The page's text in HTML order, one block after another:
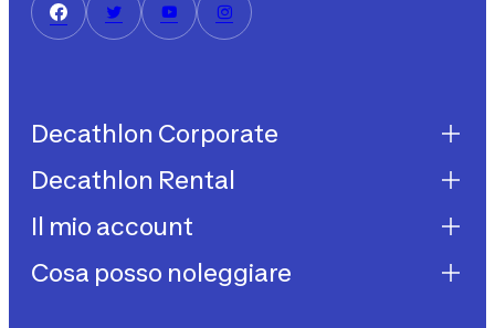
Decathlon Corporate
Decathlon United
Lavora con noi
Impegni sostenibilità
Decathlon Rental
Decathlon Rental
Come funziona?
Aiuto
Il mio account
I miei acquisti
Cosa posso noleggiare